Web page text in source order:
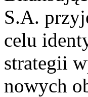
S.A.
celu
strategii
nowych